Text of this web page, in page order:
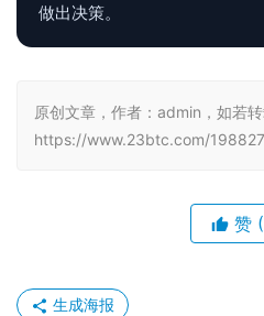
做出决策。
原创文章，作者：admin，如若
https://www.23btc.com/
赞
生成海报